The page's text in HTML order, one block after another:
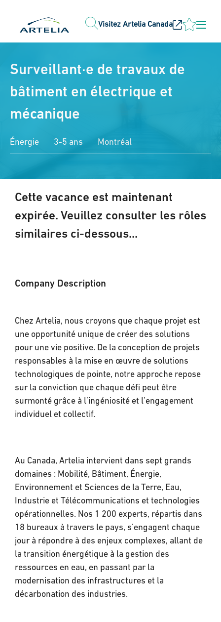
Visitez Artelia Canada
Surveillant·e de travaux de
bâtiment en électrique et
mécanique
Énergie 3-5 ans Montréal
Cette vacance est maintenant
expirée. Veuillez consulter les rôles
similaires ci-dessous...
Company Description
Chez Artelia, nous croyons que chaque projet est
une opportunité unique de créer des solutions
pour une vie positive. De la conception de projets
responsables à la mise en œuvre de solutions
technologiques de pointe, notre approche repose
sur la conviction que chaque défi peut être
surmonté grâce à l’ingéniosité et l’engagement
individuel et collectif.
Au Canada, Artelia intervient dans sept grands
domaines : Mobilité, Bâtiment, Énergie,
Environnement et Sciences de la Terre, Eau,
Industrie et Télécommunications et technologies
opérationnelles. Nos 1 200 experts, répartis dans
18 bureaux à travers le pays, s'engagent chaque
jour à répondre à des enjeux complexes, allant de
la transition énergétique à la gestion des
ressources en eau, en passant par la
modernisation des infrastructures et la
décarbonation des industries.